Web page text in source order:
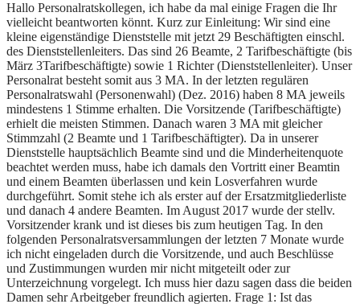
Hallo Personalratskollegen, ich habe da mal einige Fragen die Ihr
vielleicht beantworten könnt. Kurz zur Einleitung: Wir sind eine
kleine eigenständige Dienststelle mit jetzt 29 Beschäftigten einschl.
des Dienststellenleiters. Das sind 26 Beamte, 2 Tarifbeschäftigte (bis
März 3Tarifbeschäftigte) sowie 1 Richter (Dienststellenleiter). Unser
Personalrat besteht somit aus 3 MA. In der letzten regulären
Personalratswahl (Personenwahl) (Dez. 2016) haben 8 MA jeweils
mindestens 1 Stimme erhalten. Die Vorsitzende (Tarifbeschäftigte)
erhielt die meisten Stimmen. Danach waren 3 MA mit gleicher
Stimmzahl (2 Beamte und 1 Tarifbeschäftigter). Da in unserer
Dienststelle hauptsächlich Beamte sind und die Minderheitenquote
beachtet werden muss, habe ich damals den Vortritt einer Beamtin
und einem Beamten überlassen und kein Losverfahren wurde
durchgeführt. Somit stehe ich als erster auf der Ersatzmitgliederliste
und danach 4 andere Beamten. Im August 2017 wurde der stellv.
Vorsitzender krank und ist dieses bis zum heutigen Tag. In den
folgenden Personalratsversammlungen der letzten 7 Monate wurde
ich nicht eingeladen durch die Vorsitzende, und auch Beschlüsse
und Zustimmungen wurden mir nicht mitgeteilt oder zur
Unterzeichnung vorgelegt. Ich muss hier dazu sagen dass die beiden
Damen sehr Arbeitgeber freundlich agierten. Frage 1: Ist das